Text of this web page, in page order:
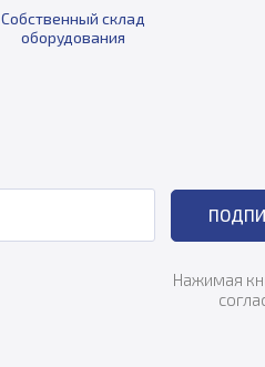
Собственный склад
оборудования
Нажимая